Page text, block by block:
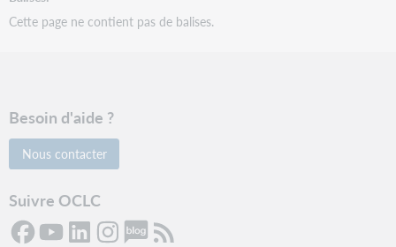
Cette page ne contient pas de balises.
Besoin d'aide ?
Nous contacter
Suivre OCLC